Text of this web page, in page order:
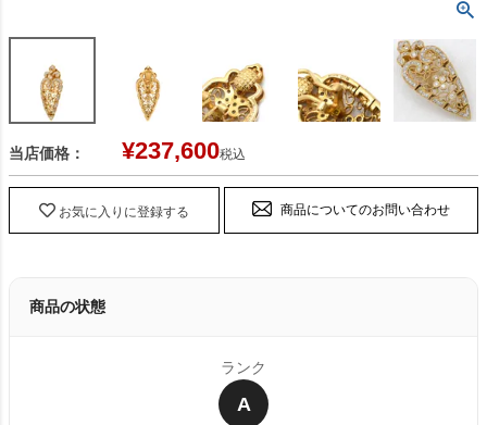
当店価格： ¥237,600税込
お気に入りに登録する 商品についてのお問い合わせ
商品の状態
ランク
A